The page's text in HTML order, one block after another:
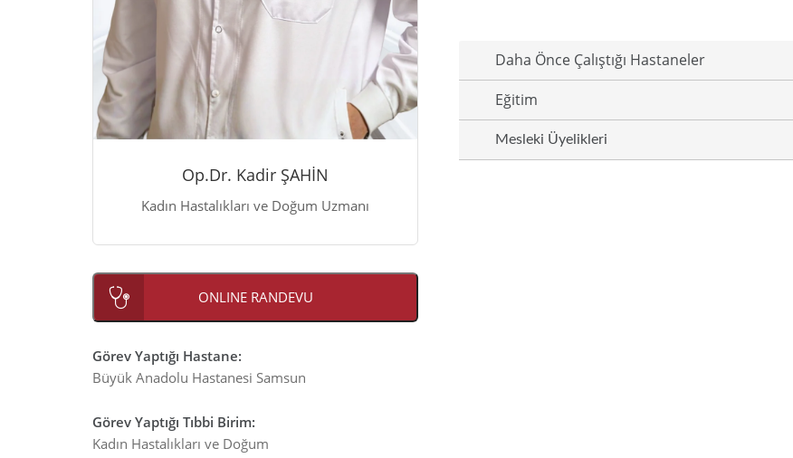
Op.Dr. Kadir ŞAHİN
Kadın Hastalıkları ve Doğum Uzmanı
ONLINE RANDEVU
Görev Yaptığı Hastane:
Büyük Anadolu Hastanesi Samsun
Görev Yaptığı Tıbbi Birim:
Kadın Hastalıkları ve Doğum
Daha Önce Çalıştığı Hastaneler
Eğitim
Mesleki Üyelikleri